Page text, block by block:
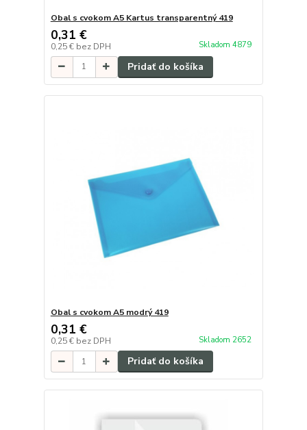
Obal s cvokom A5 Kartus transparentný 419
0,31 €
0,25 € bez DPH Skladom 4879
Pridať do košíka
Obal s cvokom A5 modrý 419
0,31 €
0,25 € bez DPH Skladom 2652
Pridať do košíka